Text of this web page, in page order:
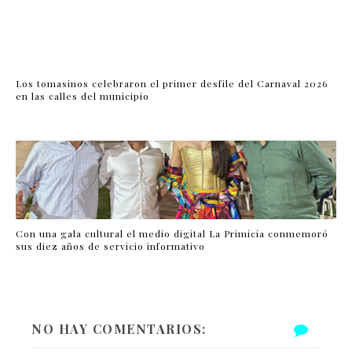
Los tomasinos celebraron el primer desfile del Carnaval 2026
en las calles del municipio
Con una gala cultural el medio digital La Primicia conmemoró
sus diez años de servicio informativo
NO HAY COMENTARIOS: